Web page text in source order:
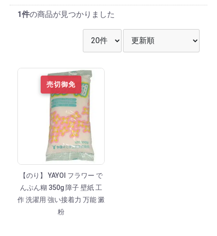
1件の商品が見つかりました
並び順を選択
売切御免
【のり】 YAYOI フラワー で
んぷん糊 350g 障子 壁紙 工
作 洗濯用 強い接着力 万能 澱
粉